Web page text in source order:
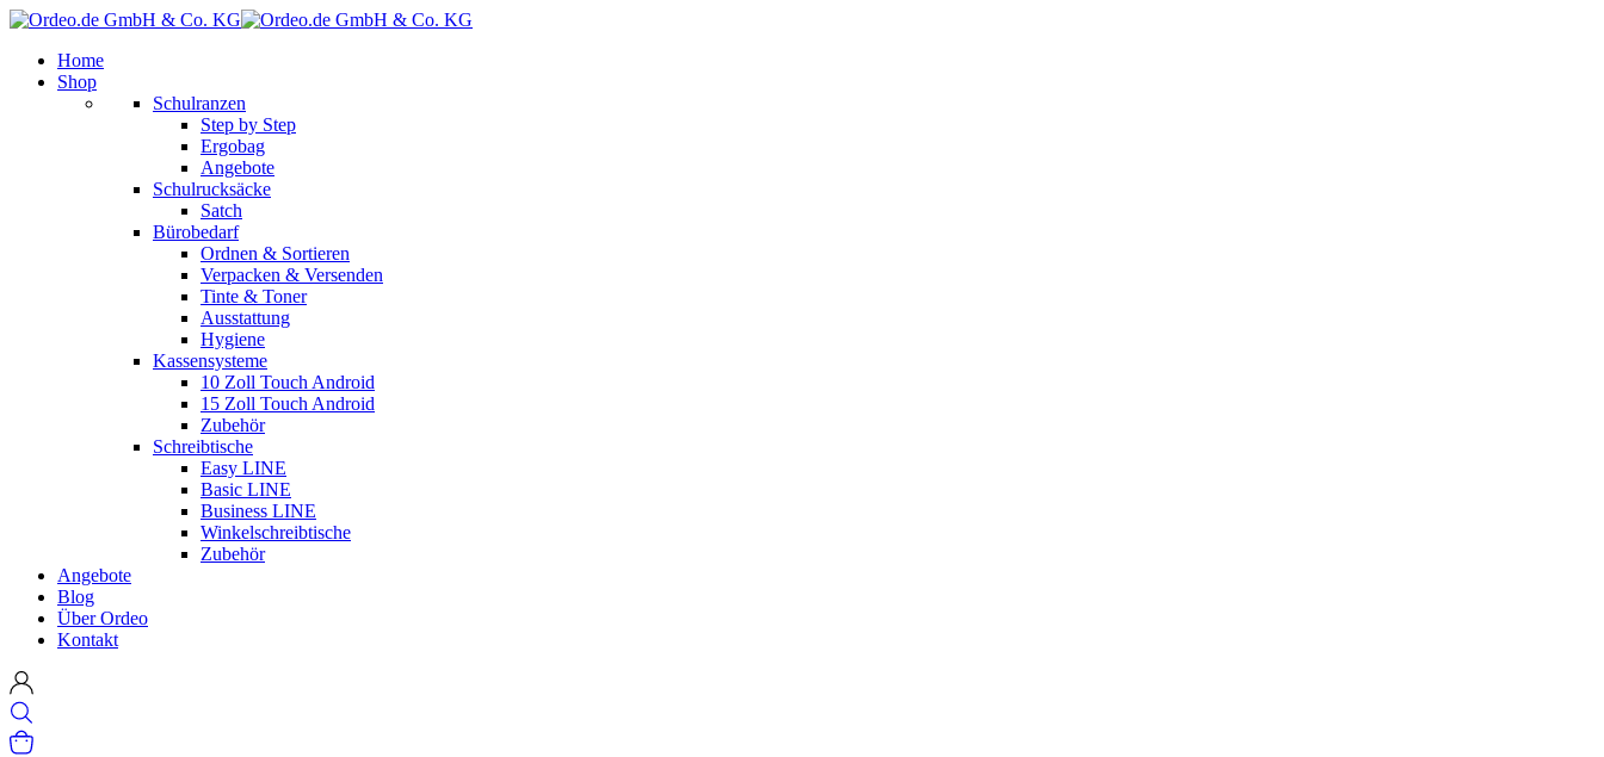
Home
Shop
Schulranzen
Step by Step
Ergobag
Angebote
Schulrucksäcke
Satch
Bürobedarf
Ordnen & Sortieren
Verpacken & Versenden
Tinte & Toner
Ausstattung
Hygiene
Kassensysteme
10 Zoll Touch Android
15 Zoll Touch Android
Zubehör
Schreibtische
Easy LINE
Basic LINE
Business LINE
Winkelschreibtische
Zubehör
Angebote
Blog
Über Ordeo
Kontakt